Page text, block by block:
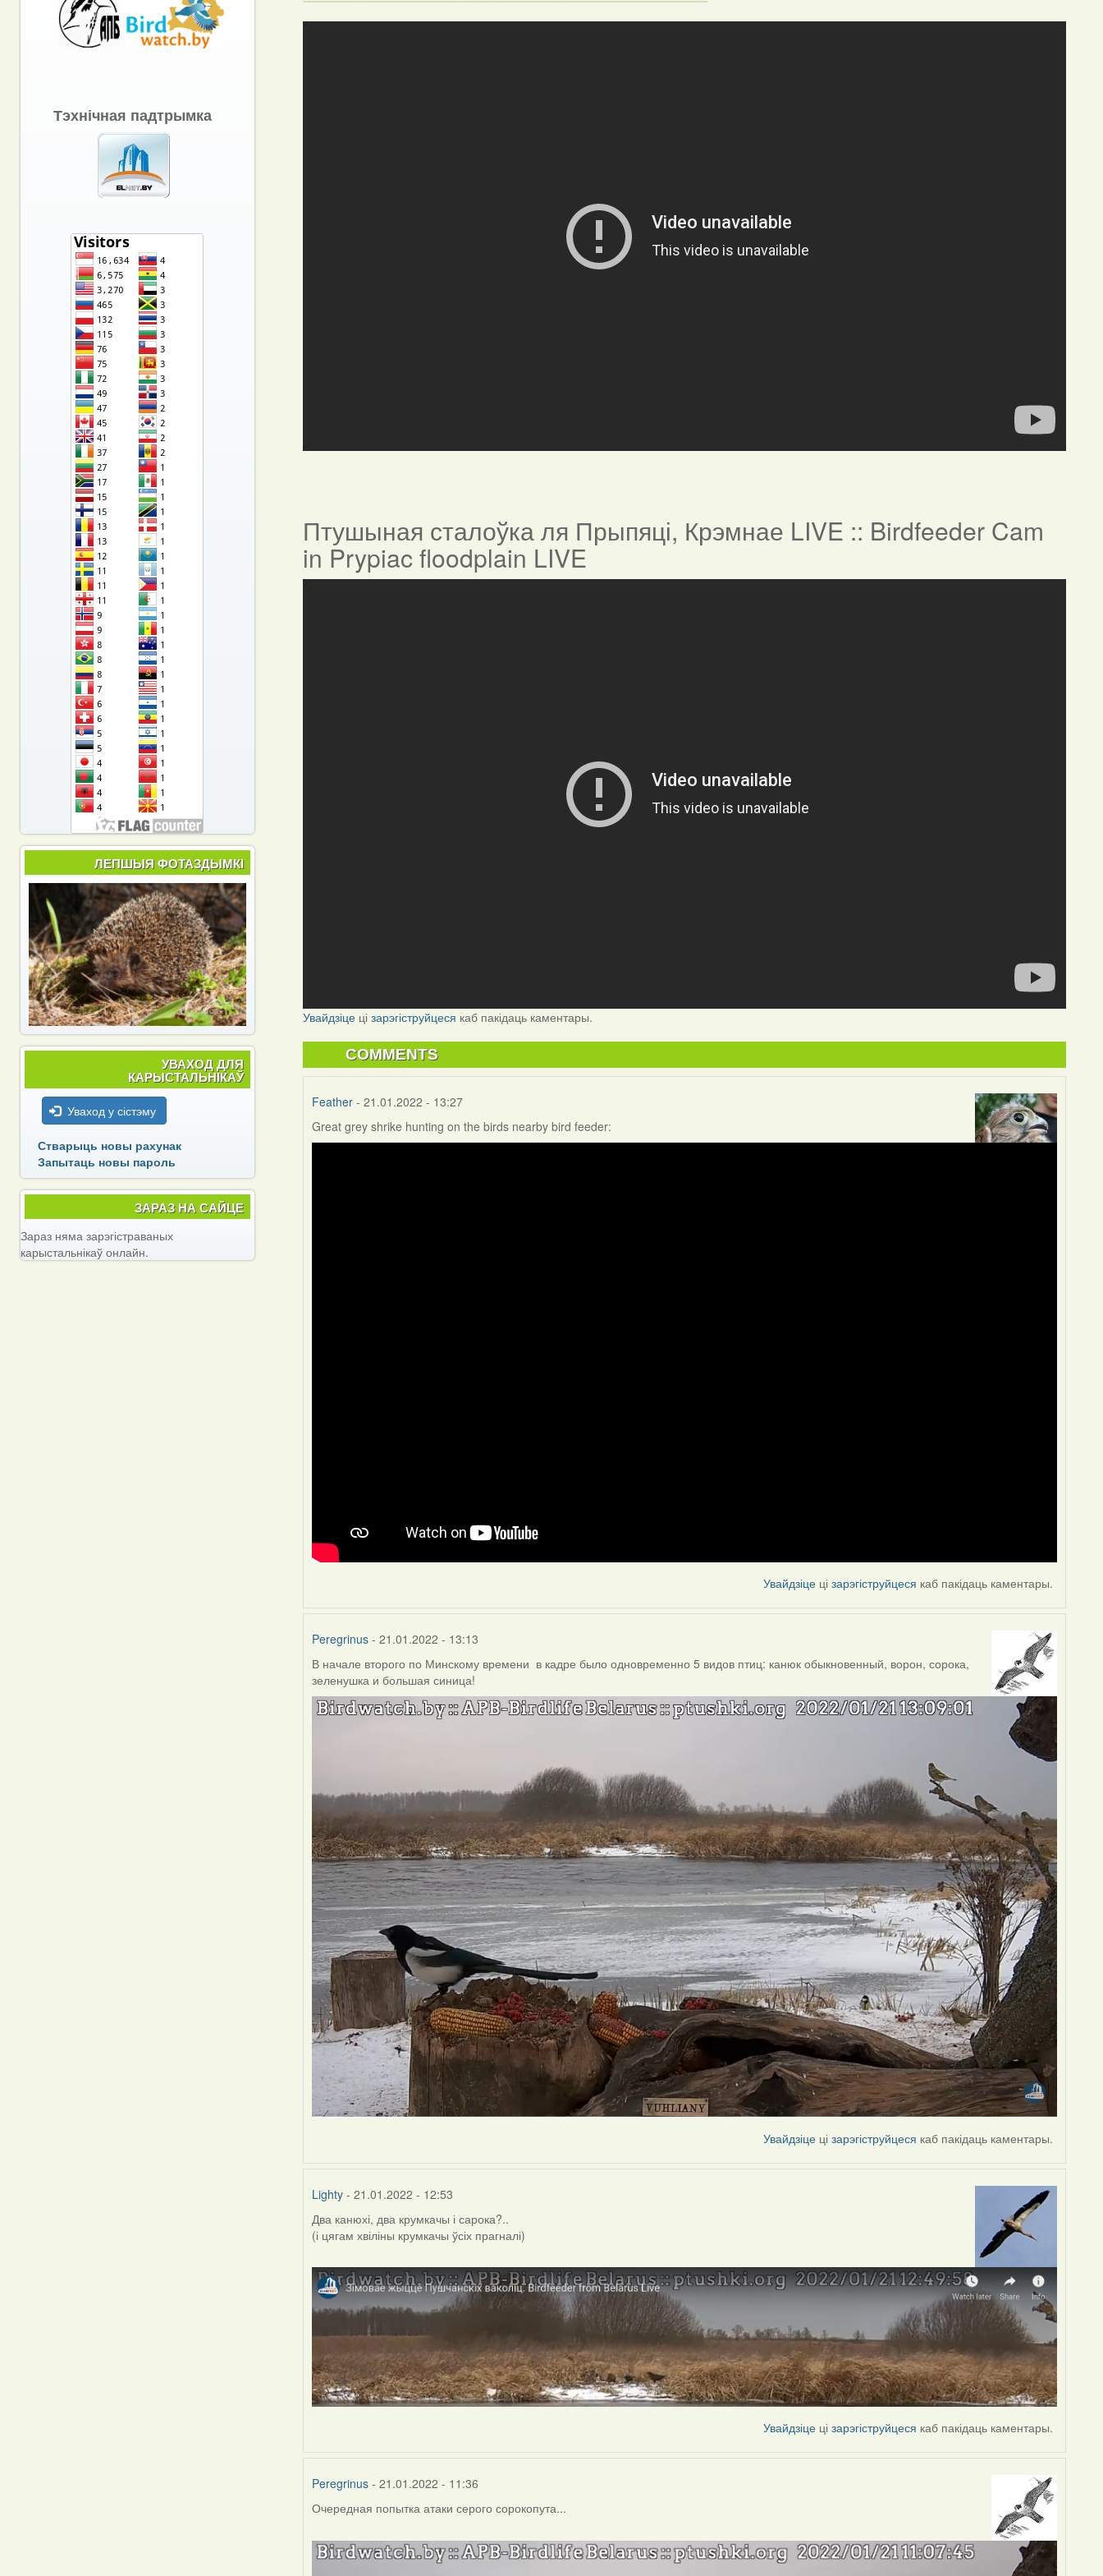
Птушыная сталоўка ля Прыпяці, Крэмнае LIVE :: Birdfeeder Cam
in Prypiac floodplain LIVE
Увайдзіце цізарэгіструйцеся каб пакідаць каментары.
COMMENTS
Feather - 21.01.2022 - 13:27
Great grey shrike hunting on the birds nearby bird feeder:
Увайдзіце цізарэгіструйцеся каб пакідаць каментары.
Peregrinus - 21.01.2022 - 13:13
В начале второго по Минскому времени в кадре было одновременно 5 видов птиц: канюк обыкновенный, ворон, сорока,
зеленушка и большая синица!
Увайдзіце цізарэгіструйцеся каб пакідаць каментары.
Lighty - 21.01.2022 - 12:53
Два канюхі, два крумкачы і сарока?..
(і цягам хвіліны крумкачы ўсіх прагналі)
Увайдзіце цізарэгіструйцеся каб пакідаць каментары.
Peregrinus - 21.01.2022 - 11:36
Очередная попытка атаки серого сорокопута...
Тэхнічная падтрымка
ЛЕПШЫЯ ФОТАЗДЫМКІ
УВАХОД ДЛЯ
КАРЫСТАЛЬНІКАЎ
Уваход у сістэму
Стварыць новы рахунак
Запытаць новы пароль
ЗАРАЗ НА САЙЦЕ
Зараз няма зарэгістраваных
карыстальнікаў онлайн.